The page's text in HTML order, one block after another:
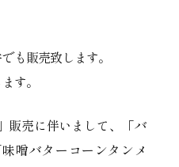
も販売致します。
す。
販売に伴いまして、「バ
噌バターコーンタンメ